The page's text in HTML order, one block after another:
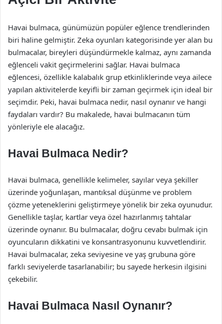
Havai bulmaca, günümüzün popüler eğlence trendlerinden
biri haline gelmiştir. Zeka oyunları kategorisinde yer alan bu
bulmacalar, bireyleri düşündürmekle kalmaz, aynı zamanda
eğlenceli vakit geçirmelerini sağlar. Havai bulmaca
eğlencesi, özellikle kalabalık grup etkinliklerinde veya ailece
yapılan aktivitelerde keyifli bir zaman geçirmek için ideal bir
seçimdir. Peki, havai bulmaca nedir, nasıl oynanır ve hangi
faydaları vardır? Bu makalede, havai bulmacanın tüm
yönleriyle ele alacağız.
Havai Bulmaca Nedir?
Havai bulmaca, genellikle kelimeler, sayılar veya şekiller
üzerinde yoğunlaşan, mantıksal düşünme ve problem
çözme yeteneklerini geliştirmeye yönelik bir zeka oyunudur.
Genellikle taşlar, kartlar veya özel hazırlanmış tahtalar
üzerinde oynanır. Bu bulmacalar, doğru cevabı bulmak için
oyuncuların dikkatini ve konsantrasyonunu kuvvetlendirir.
Havai bulmacalar, zeka seviyesine ve yaş grubuna göre
farklı seviyelerde tasarlanabilir; bu sayede herkesin ilgisini
çekebilir.
Havai Bulmaca Nasıl Oynanır?